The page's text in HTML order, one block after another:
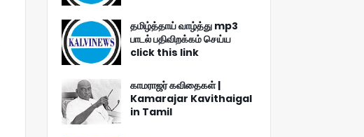
தமிழ்த்தாய் வாழ்த்து mp3
பாடல் பதிவிறக்கம் செய்ய
click this link
காமராஜர் கவிதைகள் |
Kamarajar Kavithaigal
in Tamil